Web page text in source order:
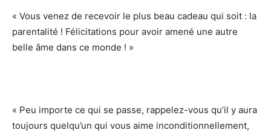
« Vous venez de recevoir le plus beau cadeau qui soit : la
parentalité ! Félicitations pour avoir amené une autre
belle âme dans ce monde ! »
« Peu importe ce qui se passe, rappelez-vous qu’il y aura
toujours quelqu’un qui vous aime inconditionnellement,